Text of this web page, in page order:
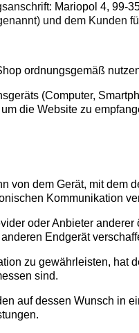
Mariopol 4, 99-
und dem Kunden
ordnungsgemäß
(Computer,
die Website zu
von dem Gerät, mit
Kommunikation
oder Anbieter
Endgerät
zu gewährleisten, hat
sind.
auf dessen Wunsch in